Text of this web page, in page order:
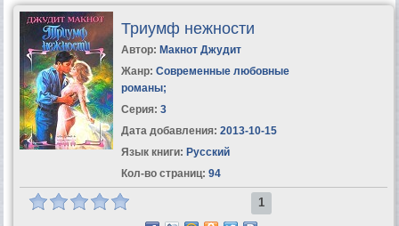
Триумф нежности
Автор: Макнот Джудит
Жанр: Современные любовные
романы;
Серия: 3
Дата добавления: 2013-10-15
Язык книги: Русский
Кол-во страниц: 94
1